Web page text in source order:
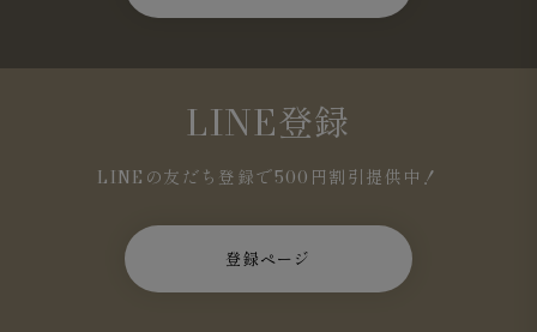
LINE登録
LINEの友だち登録で500円割引提供中！
登録ページ